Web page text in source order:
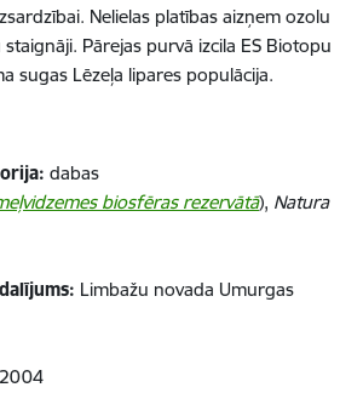
Nelielas platības aizņem ozolu
Pārejas purvā izcila ES Biotopu
sugas Lēzeļa lipares populācija.
dabas
biosfēras rezervātā), Natura
Limbažu novada Umurgas
2004